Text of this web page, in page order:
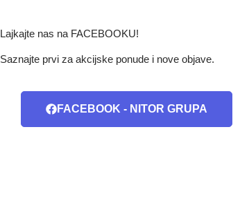
Lajkajte nas na FACEBOOKU!
Saznajte prvi za akcijske ponude i nove objave.
FACEBOOK - NITOR GRUPA